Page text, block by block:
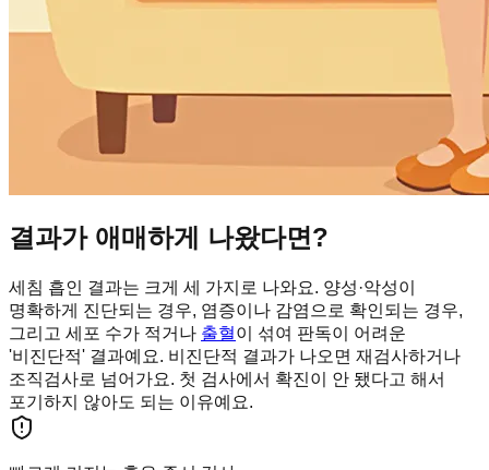
결과가 애매하게 나왔다면?
세침 흡인 결과는 크게 세 가지로 나와요. 양성·악성이
명확하게 진단되는 경우, 염증이나 감염으로 확인되는 경우,
그리고 세포 수가 적거나 출혈이 섞여 판독이 어려운
'비진단적' 결과예요. 비진단적 결과가 나오면 재검사하거나
조직검사로 넘어가요. 첫 검사에서 확진이 안 됐다고 해서
포기하지 않아도 되는 이유예요.